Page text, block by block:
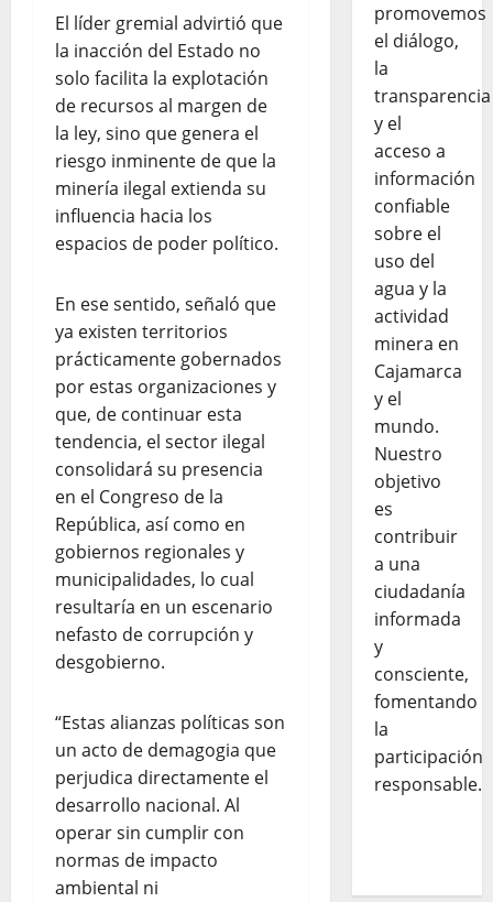
El líder gremial advirtió que
la inacción del Estado no
solo facilita la explotación
de recursos al margen de
la ley, sino que genera el
riesgo inminente de que la
minería ilegal extienda su
influencia hacia los
espacios de poder político.
En ese sentido, señaló que
ya existen territorios
prácticamente gobernados
por estas organizaciones y
que, de continuar esta
tendencia, el sector ilegal
consolidará su presencia
en el Congreso de la
República, así como en
gobiernos regionales y
municipalidades, lo cual
resultaría en un escenario
nefasto de corrupción y
desgobierno.
“Estas alianzas políticas son
un acto de demagogia que
perjudica directamente el
desarrollo nacional. Al
operar sin cumplir con
normas de impacto
ambiental ni
promovemos
el diálogo,
la
transparencia
y el
acceso a
información
confiable
sobre el
uso del
agua y la
actividad
minera en
Cajamarca
y el
mundo.
Nuestro
objetivo
es
contribuir
a una
ciudadanía
informada
y
consciente,
fomentando
la
participación
responsable.